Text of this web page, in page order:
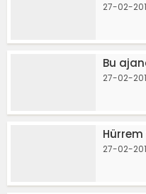
27-02-
Bu
27-02-
27-02-